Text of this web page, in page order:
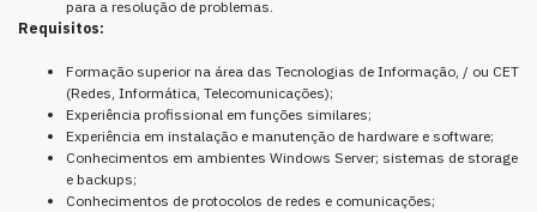
para a resolução de problemas.
Requisitos:
Formação superior na área das Tecnologias de Informação, / ou CET
(Redes, Informática, Telecomunicações);
Experiência profissional em funções similares;
Experiência em instalação e manutenção de hardware e software;
Conhecimentos em ambientes Windows Server; sistemas de storage
e backups;
Conhecimentos de protocolos de redes e comunicações;